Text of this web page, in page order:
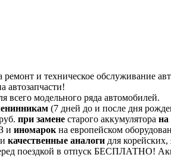
ремонт и техническое обслуживание
автозапчасти!
всего модельного ряда автомобилей.
(7 дней до и после дня
при замене старого аккумулятора
и иномарокна европейском
качественные аналоги для
поездкой в отпуск БЕСПЛАТНО!